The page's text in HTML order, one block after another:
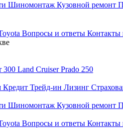
Шиномонтаж Кузовной ремонт
Вопросы и ответы Контакты
300 Land Cruiser Prado 250
Кредит Трейд-ин Лизинг
Шиномонтаж Кузовной ремонт
Вопросы и ответы Контакты